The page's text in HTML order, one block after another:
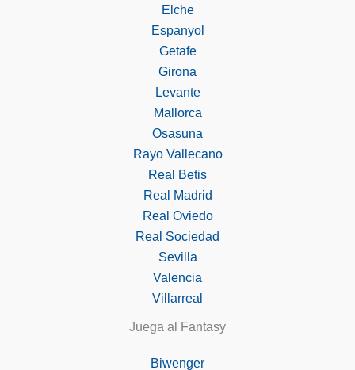
Elche
Espanyol
Getafe
Girona
Levante
Mallorca
Osasuna
Rayo Vallecano
Real Betis
Real Madrid
Real Oviedo
Real Sociedad
Sevilla
Valencia
Villarreal
Juega al Fantasy
Biwenger